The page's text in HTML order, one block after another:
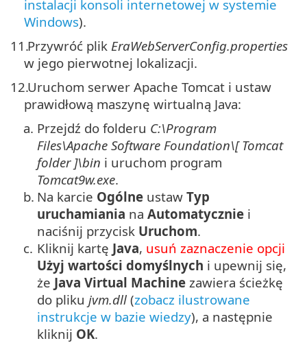
instalacji konsoli internetowej w systemie
Windows).
11.Przywróć plik EraWebServerConfig.properties
w jego pierwotnej lokalizacji.
12.Uruchom serwer Apache Tomcat i ustaw
prawidłową maszynę wirtualną Java:
a. Przejdź do folderu C:\Program
Files\Apache Software Foundation\[ Tomcat
folder ]\bin i uruchom program
Tomcat9w.exe.
b. Na karcie Ogólne ustaw Typ
uruchamiania na Automatycznie i
naciśnij przycisk Uruchom.
c. Kliknij kartę Java, usuń zaznaczenie opcji
Użyj wartości domyślnych i upewnij się,
że Java Virtual Machine zawiera ścieżkę
do pliku jvm.dll (zobacz ilustrowane
instrukcje w bazie wiedzy), a następnie
kliknij OK.